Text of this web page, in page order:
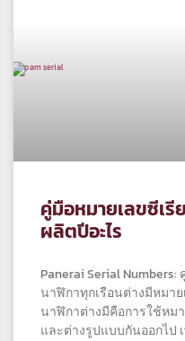
คู่มือหมายเลขซีเ
ผลิตปีอะไร
Panerai Serial
นาฬิกาทุกเรือนต่างมีหมา
นาฬิกาต่างมีคือการใช้หม
และต่างรูปแบบกันออกไป